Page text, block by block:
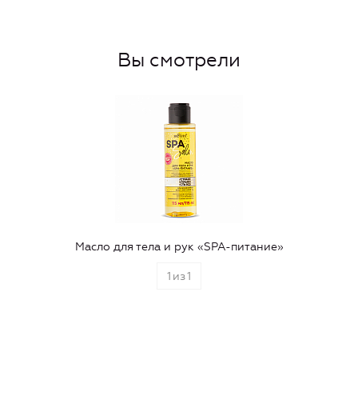
Вы смотрели
Масло для тела и рук «SPA-питание»
1 из1